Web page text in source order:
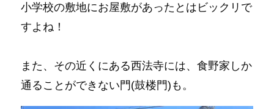
小学校の敷地にお屋敷があったとはビックリで
すよね！
また、その近くにある西法寺には、食野家しか
通ることができない門(鼓楼門)も。